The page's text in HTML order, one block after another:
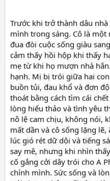
Trước khi trở thành dâu
mình trong sáng. Cô là
đua đòi cuộc sống giàu
cảm thấy hồi hộp khi thấy
mẹ từ khi họ mượn nhà
hạnh. Mị bị trói giữa hai
buồn tủi, đau khổ và đơn
thoát bằng cách tìm cái
lòng hiếu thảo và tình yêu
nô lệ cam chịu, không nói,
mất dần và cô sống lặng
lúc gió rét dữ dội và tiếng
say mê, nhưng khi nhìn
cố gắng cởi dây trói cho A
chính mình. Sức sống và